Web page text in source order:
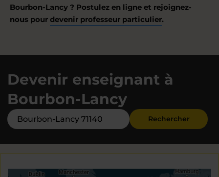
Bourbon-Lancy ? Postulez en ligne et rejoignez-
nous pour devenir professeur particulier.
Devenir enseignant à
Bourbon-Lancy
Rechercher